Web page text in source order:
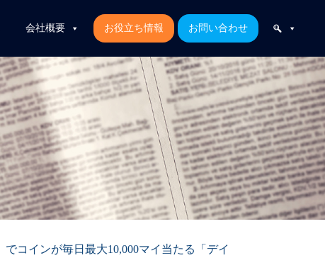
会社概要 お役立ち情報 お問い合わせ
コインが毎日最大10,000マイ当たる「デイ